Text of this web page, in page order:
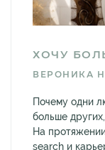
ХОЧУ
ВЕРОНИКА
Почему одни
больше
На
search и